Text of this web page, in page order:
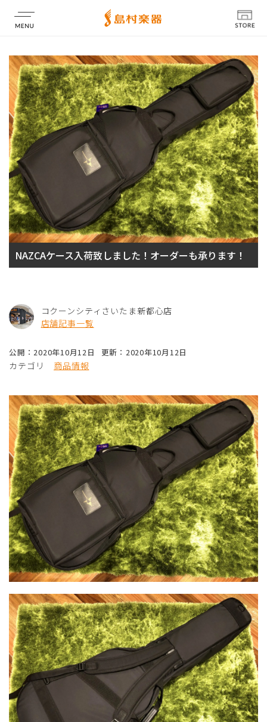
店舗情報
NAZCAケース入荷致しました！オーダーも承ります！
コクーンシティさいたま新都心店
店舗記事一覧
公開：2020年10月12日 更新：2020年10月12日
カテゴリ 商品情報